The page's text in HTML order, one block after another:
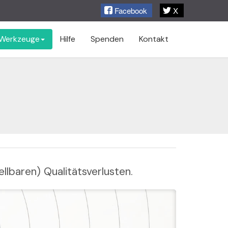
Facebook X
Hilfe Spenden Kontakt
Qualitätsverlusten.